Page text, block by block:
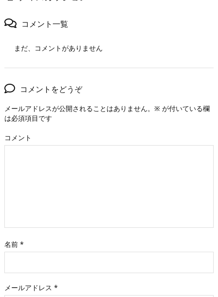
コメント一覧
まだ、コメントがありません
コメントをどうぞ
メールアドレスが公開されることはありません。 ※ が付いている欄
は必須項目です
コメント
名前 *
メールアドレス *